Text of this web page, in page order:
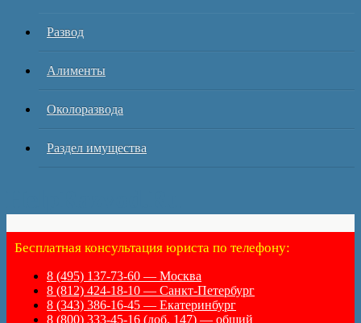
Развод
Алименты
Околоразвода
Раздел имущества
Бесплатная консультация юриста по телефону:
8 (495) 137-73-60 — Москва
8 (812) 424-18-10 — Санкт-Петербург
8 (343) 386-16-45 — Екатеринбург
8 (800) 333-45-16 (доб. 147) — общий